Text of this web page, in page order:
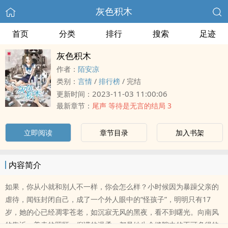
灰色积木
首页 分类 排行 搜索 足迹
灰色积木
作者： 陌安凉
类别： 言情 / 排行榜 / 完结
更新时间： 2023-11-03 11:00:06
最新章节： 尾声 等待是无言的结局 3
立即阅读 章节目录 加入书架
内容简介
如果，你从小就和别人不一样，你会怎么样？小时候因为暴躁父亲的
虐待，闻钰封闭自己，成了一个外人眼中的“怪孩子”，明明只有17
岁，她的心已经凋零苍老，如沉寂无风的黑夜，看不到曙光。向南风
的靠近、姜幸的照顾、倪诺的温柔，都是她生命缝隙中的不可多得的